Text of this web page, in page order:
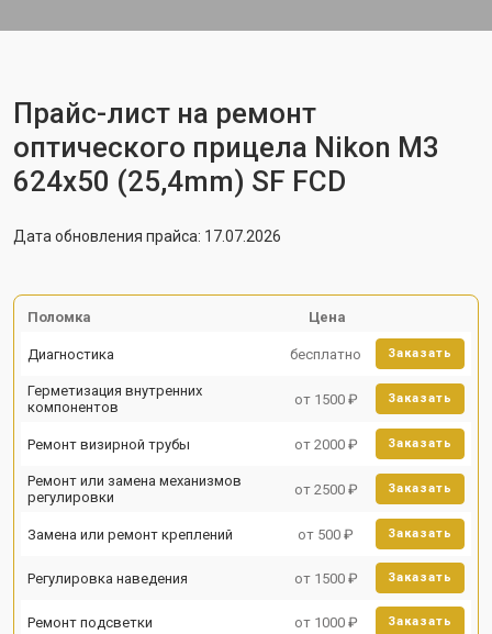
Прайс-лист на ремонт
оптического прицела Nikon M3
624x50 (25,4mm) SF FCD
Дата обновления прайса: 17.07.2026
Поломка Цена
Диагностика бесплатно Заказать
Герметизация внутренних
компонентов
от 1500 ₽ Заказать
Ремонт визирной трубы от 2000 ₽ Заказать
Ремонт или замена механизмов
регулировки
от 2500 ₽ Заказать
Замена или ремонт креплений от 500 ₽ Заказать
Регулировка наведения от 1500 ₽ Заказать
Ремонт подсветки от 1000 ₽ Заказать